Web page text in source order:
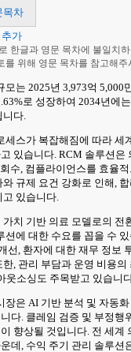
목차
가
한글과 영문 목차에 불일치
를 위해 영문 목차를 참고해주
모는 2025년 3,973억 5,000
로 성장하여 2034년에
니다.
세스가 복잡해짐에 따라 세
있습니다. RCM 솔루션은
수, 컴플라이언스를 효율
규제 요건 강화로 인해,
고 있습니다.
치 기반 의료 모델로의 전
션에 대한 수요를 꼽을 수
선, 환자에 대한 재무 정보
, 관리 부담과 운영 비용
웃소싱도 주목받고 있습니
장은 AI 기반 분석 및 자동
다. 클레임 검증 및 부정행
향상될 것입니다. 전 세계
데, 수익 주기 관리 솔루션